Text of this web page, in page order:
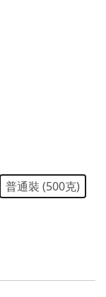
普通裝 (500克)